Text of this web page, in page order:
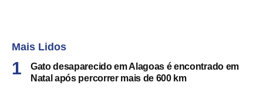
Mais Lidos
Gato desaparecido em Alagoas é encontrado em
Natal após percorrer mais de 600 km